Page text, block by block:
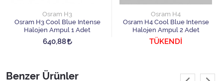
Osram H3
Osram H3 Cool Blue Intense
Halojen Ampul 1 Adet
640,88
Osram H4
Osram H4 Cool Blue Intense
Halojen Ampul 2 Adet
TÜKENDİ
Benzer Ürünler